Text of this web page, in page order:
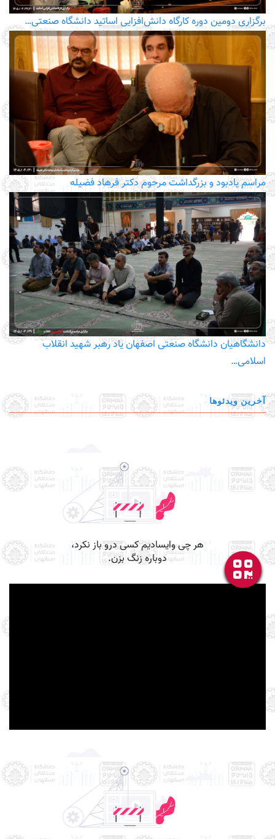
برگزاری دومین دوره کارگاه دانش‌افزایی اساتید دانشگاه صنعتی…
مراسم یادبود و بزرگداشت مرحوم دکتر فرهاد فضیله
دانشگاهیان دانشگاه صنعتی اصفهان یاد رهبر شهید انقلاب
اسلامی…
آخرین ویدئوها